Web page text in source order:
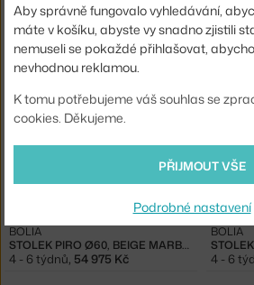
STOLEK PIRO Ø60, SAND TRAVERTINE
BOLIA
4 - 6 týdnů,51 225 Kč
BOLIA
4 - 6
STOLEK PIRO Ø60, BEIGE MARBLE
BOLIA
4 - 6 týdnů, 54 975 Kč
BOLIA
4 - 6
Aby správně fungovalo vyhledávání,
máte v košíku, abyste vy snadno zjistili
nemuseli se pokaždé přihlašovat,
nevhodnou reklamou.
K tomu potřebujeme váš souhlas se
cookies. Děkujeme.
PŘIJMOUT VŠE
Podrobné nastavení